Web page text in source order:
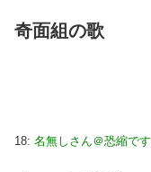
奇面組の歌
18: 名無しさん＠恐縮です